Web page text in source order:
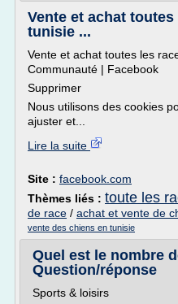
Vente et achat
tunisie ...
Vente et achat toutes les
Communauté | Facebook
Supprimer
Nous utilisons des cookies
ajuster et...
Lire la suite
Site : facebook.com
Thèmes liés : toute les
de race / achat et vente de
vente des chiens en tunisie
Quel est le nombre
Question/réponse
Sports & loisirs